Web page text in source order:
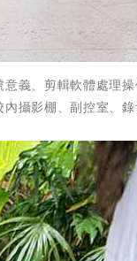
義、剪輯軟體處理操
攝影棚、副控室、